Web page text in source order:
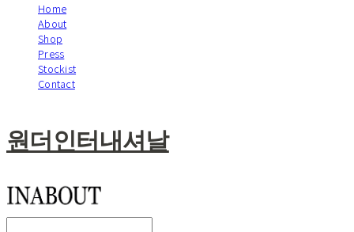
Home
About
Shop
Press
Stockist
Contact
원더인터내셔날